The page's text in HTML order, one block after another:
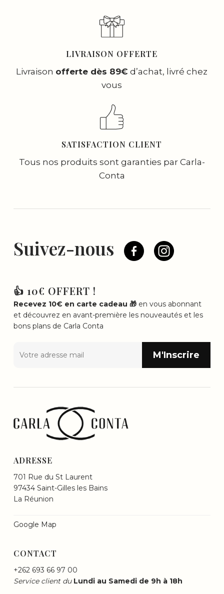
LIVRAISON OFFERTE
Livraison offerte dès 89€ d’achat, livré chez
vous
SATISFACTION CLIENT
Tous nos produits sont garanties par Carla-
Conta
Suivez-nous
👍 10€ OFFERT !
Recevez 10€ en carte cadeau 🎁en vous abonnant
et découvrez en avant-première les nouveautés et les
bons plans de Carla Conta
ADRESSE
701 Rue du St Laurent
97434 Saint-Gilles les Bains
La Réunion
Google Map
CONTACT
+262 693 66 97 00
Service client du Lundi au Samedi de 9h à 18h